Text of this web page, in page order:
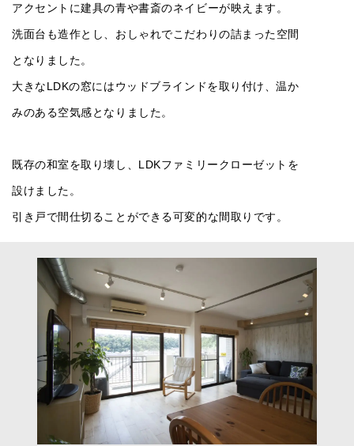
アクセントに建具の青や書斎のネイビーが映えます。
洗面台も造作とし、おしゃれでこだわりの詰まった空間
となりました。
大きなLDKの窓にはウッドブラインドを取り付け、温か
みのある空気感となりました。
既存の和室を取り壊し、LDKファミリークローゼットを
設けました。
引き戸で間仕切ることができる可変的な間取りです。